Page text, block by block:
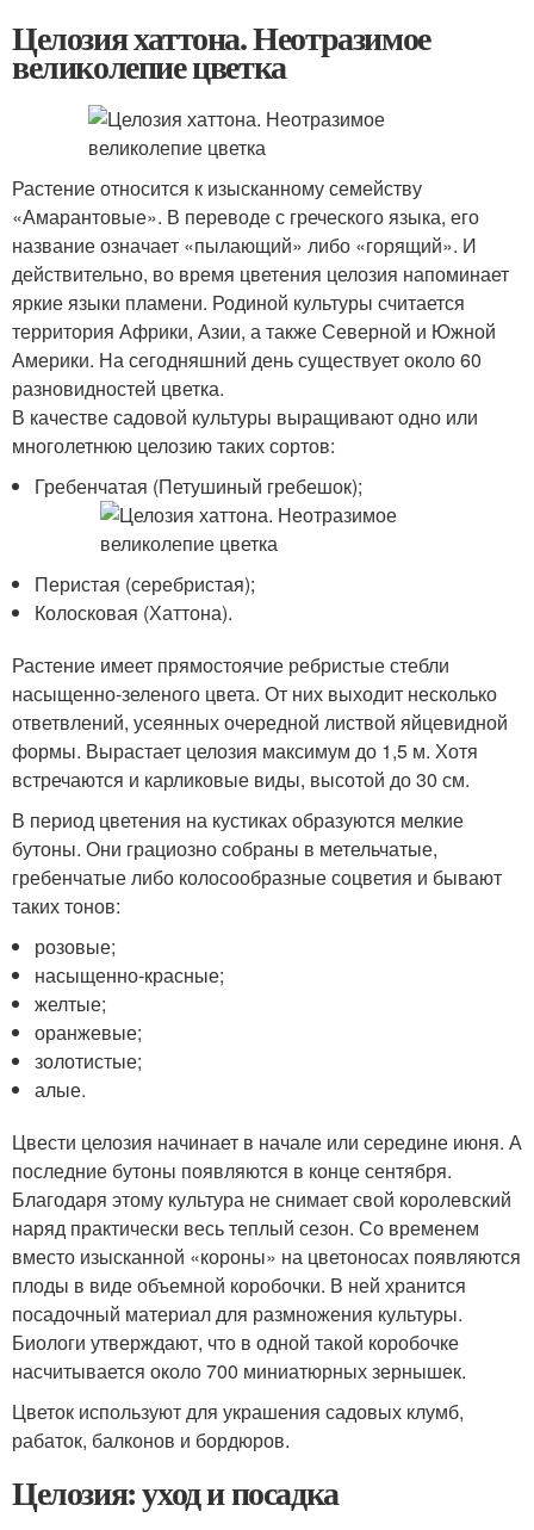
Целозия хаттона. Неотразимое
великолепие цветка
Растение относится к изысканному семейству
«Амарантовые». В переводе с греческого языка, его
название означает «пылающий» либо «горящий». И
действительно, во время цветения целозия напоминает
яркие языки пламени. Родиной культуры считается
территория Африки, Азии, а также Северной и Южной
Америки. На сегодняшний день существует около 60
разновидностей цветка.
В качестве садовой культуры выращивают одно или
многолетнюю целозию таких сортов:
Гребенчатая (Петушиный гребешок);
Перистая (серебристая);
Колосковая (Хаттона).
Растение имеет прямостоячие ребристые стебли
насыщенно-зеленого цвета. От них выходит несколько
ответвлений, усеянных очередной листвой яйцевидной
формы. Вырастает целозия максимум до 1,5 м. Хотя
встречаются и карликовые виды, высотой до 30 см.
В период цветения на кустиках образуются мелкие
бутоны. Они грациозно собраны в метельчатые,
гребенчатые либо колосообразные соцветия и бывают
таких тонов:
розовые;
насыщенно-красные;
желтые;
оранжевые;
золотистые;
алые.
Цвести целозия начинает в начале или середине июня. А
последние бутоны появляются в конце сентября.
Благодаря этому культура не снимает свой королевский
наряд практически весь теплый сезон. Со временем
вместо изысканной «короны» на цветоносах появляются
плоды в виде объемной коробочки. В ней хранится
посадочный материал для размножения культуры.
Биологи утверждают, что в одной такой коробочке
насчитывается около 700 миниатюрных зернышек.
Цветок используют для украшения садовых клумб,
рабаток, балконов и бордюров.
Целозия: уход и посадка